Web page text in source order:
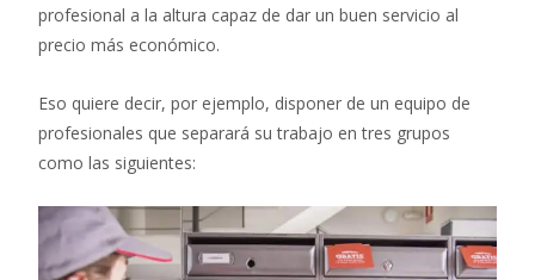
profesional a la altura capaz de dar un buen servicio al
precio más económico.
Eso quiere decir, por ejemplo, disponer de un equipo de
profesionales que separará su trabajo en tres grupos
como las siguientes: